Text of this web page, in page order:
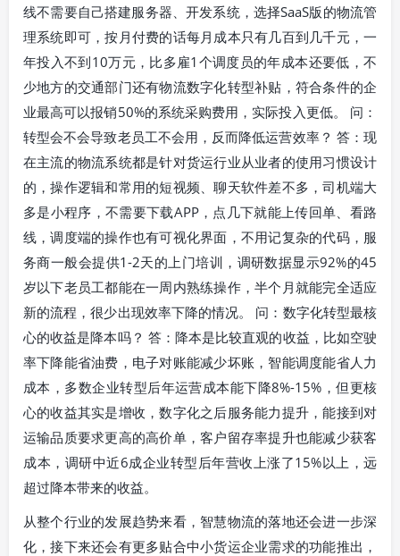
线不需要自己搭建服务器、开发系统，选择SaaS版的物流管
理系统即可，按月付费的话每月成本只有几百到几千元，一
年投入不到10万元，比多雇1个调度员的年成本还要低，不
少地方的交通部门还有物流数字化转型补贴，符合条件的企
业最高可以报销50%的系统采购费用，实际投入更低。 问：
转型会不会导致老员工不会用，反而降低运营效率？ 答：现
在主流的物流系统都是针对货运行业从业者的使用习惯设计
的，操作逻辑和常用的短视频、聊天软件差不多，司机端大
多是小程序，不需要下载APP，点几下就能上传回单、看路
线，调度端的操作也有可视化界面，不用记复杂的代码，服
务商一般会提供1-2天的上门培训，调研数据显示92%的45
岁以下老员工都能在一周内熟练操作，半个月就能完全适应
新的流程，很少出现效率下降的情况。 问：数字化转型最核
心的收益是降本吗？ 答：降本是比较直观的收益，比如空驶
率下降能省油费，电子对账能减少坏账，智能调度能省人力
成本，多数企业转型后年运营成本能下降8%-15%，但更核
心的收益其实是增收，数字化之后服务能力提升，能接到对
运输品质要求更高的高价单，客户留存率提升也能减少获客
成本，调研中近6成企业转型后年营收上涨了15%以上，远
超过降本带来的收益。
从整个行业的发展趋势来看，智慧物流的落地还会进一步深
化，接下来还会有更多贴合中小货运企业需求的功能推出，